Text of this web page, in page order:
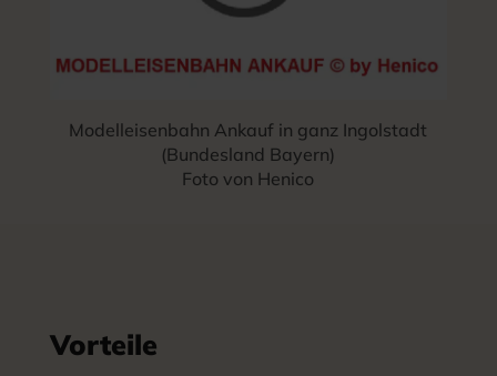
Modelleisenbahn Ankauf in ganz Ingolstadt
(Bundesland Bayern)
Foto von Henico
Vorteile